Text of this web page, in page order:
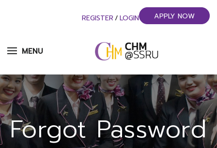
MENU
REGISTER / LOGIN APPLY NOW
Forgot Password